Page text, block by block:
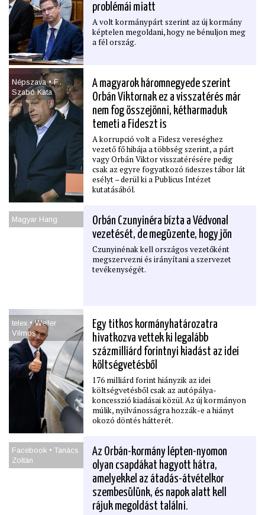
problémái miatt
A volt kormánypárt szerint az új kormány
képtelen megoldani, hogy ne bénuljon meg
a fél ország.
Népszava • F․
Szabó Kata
A magyarok háromnegyede szerint
Orbán Viktornak ez a visszatérés már
nem fog összejönni, kétharmaduk
temeti a Fideszt is
A korrupció volt a Fidesz vereséghez
vezető fő hibája a többség szerint, a párt
vagy Orbán Viktor visszatérésére pedig
csak az egyre fogyatkozó ﬁdeszes tábor lát
esélyt – derül ki a Publicus Intézet
kutatásából.
Magyar Hang
Orbán Czunyinéra bízta a Védvonal
vezetését, de megüzente, hogy jön
Czunyinénak kell országos vezetőként
megszervezni és irányítani a szervezet
tevékenységét.
telex • Weiler
Vilmos
Egy titkos kormányhatározatra
hivatkozva vettek ki legalább
százmilliárd forintnyi kiadást az idei
költségvetésből
176 milliárd forint hiányzik az idei
költségvetésből csak az autópálya-
koncesszió kiadásai közül. Az új kormányon
múlik, nyilvánosságra hozzák-e a hiányt
okozó döntés hátterét.
Facebook • Tanács
Zoltán
Az Orbán-kormány lépten-nyomon
olyan csapdákat hagyott hátra,
amelyekkel az átadás-átvételkor
szembesülünk, és napok alatt kell
rájuk megoldást találni.